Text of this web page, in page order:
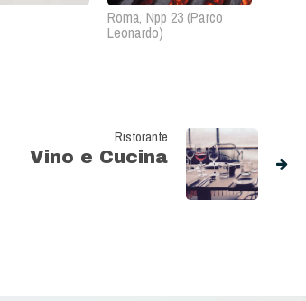
Roma, Npp 23 (Parco
Leonardo)
Ristorante
Vino e Cucina